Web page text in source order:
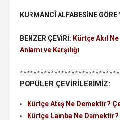
KURMANCÎ ALFABESİNE GÖRE
BENZER ÇEVİRİ: Kürtçe Akıl
Anlamı ve Karşılığı
POPÜLER ÇEVİRİLERİMİZ:
Kürtçe Ateş Ne Demektir?
Kürtçe Lamba Ne